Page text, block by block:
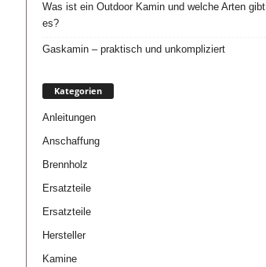
Was ist ein Outdoor Kamin und welche Arten gibt
es?
Gaskamin – praktisch und unkompliziert
Kategorien
Anleitungen
Anschaffung
Brennholz
Ersatzteile
Ersatzteile
Hersteller
Kamine